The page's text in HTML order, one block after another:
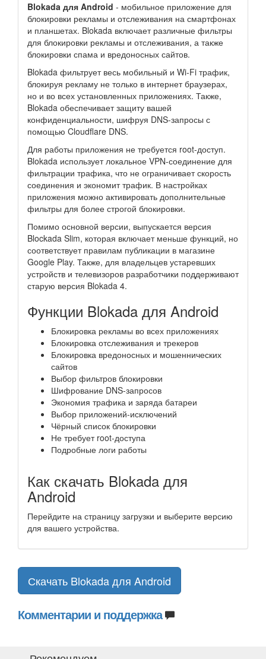
Blokada для Android - мобильное приложение для
блокировки рекламы и отслеживания на смартфонах
и планшетах. Blokada включает различные фильтры
для блокировки рекламы и отслеживания, а также
блокировки спама и вредоносных сайтов.
Blokada фильтрует весь мобильный и Wi-Fi трафик,
блокируя рекламу не только в интернет браузерах,
но и во всех установленных приложениях. Также,
Blokada обеспечивает защиту вашей
конфиденциальности, шифруя DNS-запросы с
помощью Cloudflare DNS.
Для работы приложения не требуется root-доступ.
Blokada использует локальное VPN-соединение для
фильтрации трафика, что не ограничивает скорость
соединения и экономит трафик. В настройках
приложения можно активировать дополнительные
фильтры для более строгой блокировки.
Помимо основной версии, выпускается версия
Blockada Slim, которая включает меньше функций, но
соответствует правилам публикации в магазине
Google Play. Также, для владельцев устаревших
устройств и телевизоров разработчики поддерживают
старую версия Blokada 4.
Функции Blokada для Android
Блокировка рекламы во всех приложениях
Блокировка отслеживания и трекеров
Блокировка вредоносных и мошеннических
сайтов
Выбор фильтров блокировки
Шифрование DNS-запросов
Экономия трафика и заряда батареи
Выбор приложений-исключений
Чёрный список блокировки
Не требует root-доступа
Подробные логи работы
Как скачать Blokada для
Android
Перейдите на страницу загрузки и выберите версию
для вашего устройства.
Скачать Blokada для Android
Комментарии и поддержка